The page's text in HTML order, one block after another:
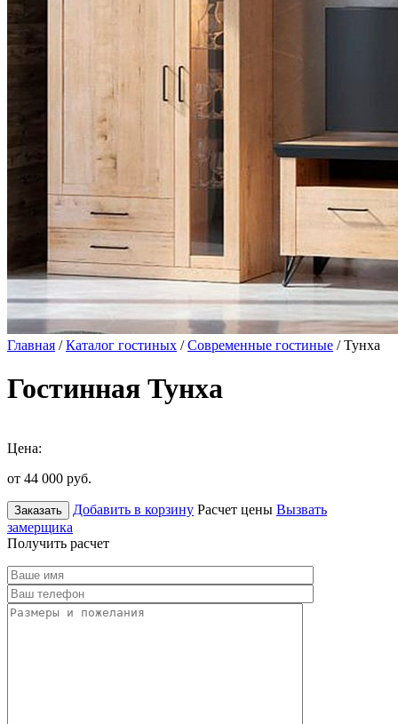
Главная /Каталог гостиных /Современные гостиные / Тунха
Гостинная Тунха
Цена:
от 44 000 руб.
Заказать Добавить в корзину Расчет цены Вызвать
замерщика
Получить расчет